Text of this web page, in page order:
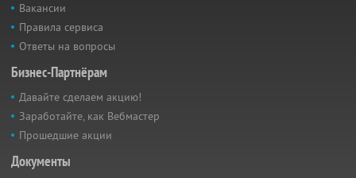
Вакансии
Правила сервиса
Ответы на вопросы
Бизнес-Партнёрам
Давайте сделаем акцию!
Заработайте, как Вебмастер
Прошедшие акции
Документы